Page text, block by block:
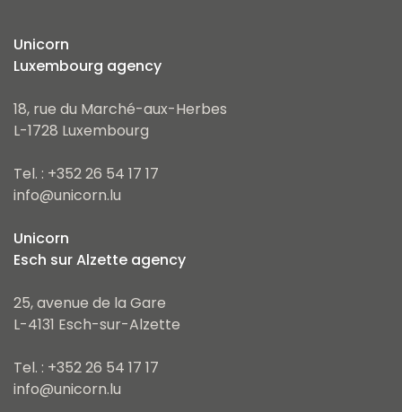
Unicorn
Luxembourg agency
18, rue du Marché-aux-Herbes
L-1728 Luxembourg
Tel. : +352 26 54 17 17
info@unicorn.lu
Unicorn
Esch sur Alzette agency
25, avenue de la Gare
L-4131 Esch-sur-Alzette
Tel. : +352 26 54 17 17
info@unicorn.lu